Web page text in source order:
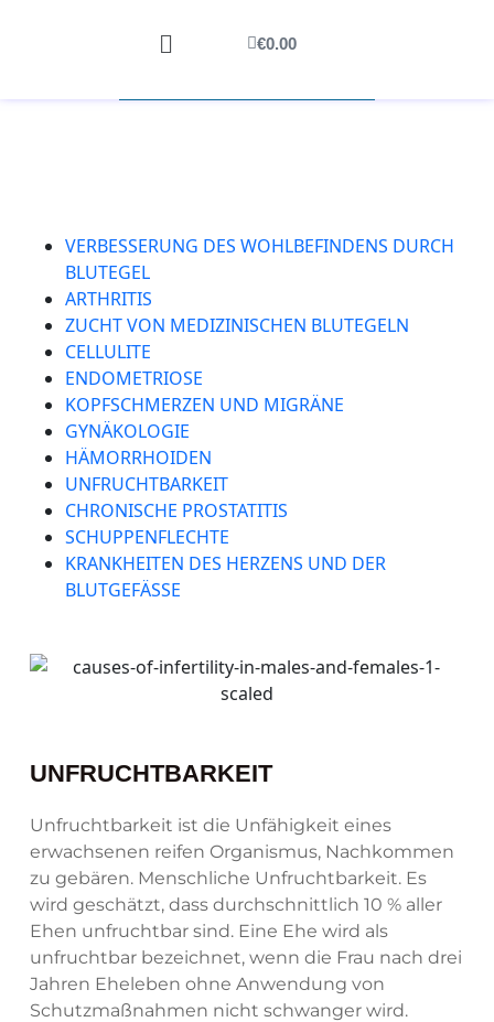
€0.00
VERBESSERUNG DES WOHLBEFINDENS DURCH
BLUTEGEL
ARTHRITIS
ZUCHT VON MEDIZINISCHEN BLUTEGELN
CELLULITE
ENDOMETRIOSE
KOPFSCHMERZEN UND MIGRÄNE
GYNÄKOLOGIE
HÄMORRHOIDEN
UNFRUCHTBARKEIT
CHRONISCHE PROSTATITIS
SCHUPPENFLECHTE
KRANKHEITEN DES HERZENS UND DER
BLUTGEFÄSSE
UNFRUCHTBARKEIT
Unfruchtbarkeit ist die Unfähigkeit eines
erwachsenen reifen Organismus, Nachkommen
zu gebären. Menschliche Unfruchtbarkeit. Es
wird geschätzt, dass durchschnittlich 10 % aller
Ehen unfruchtbar sind. Eine Ehe wird als
unfruchtbar bezeichnet, wenn die Frau nach drei
Jahren Eheleben ohne Anwendung von
Schutzmaßnahmen nicht schwanger wird.